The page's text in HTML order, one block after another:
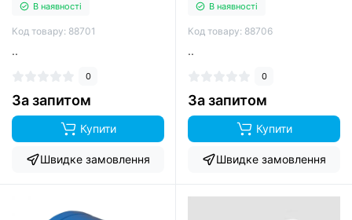
В наявності
Код товару: 88701
..
0
За запитом
Купити
Швидке замовлення
В наявності
Код товару: 88706
..
0
За запитом
Купити
Швидке замовлення